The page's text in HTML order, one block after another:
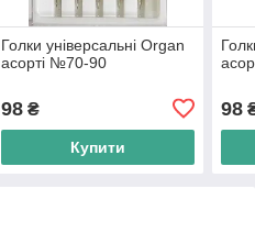
Голки універсальні Organ
асорті №70-90
98₴
Купити
98